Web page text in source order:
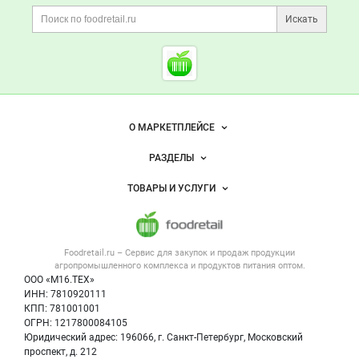
Расскажитео компании
Начните отзыв с выставления оценки
Прикрепить фото
Поиск по сайту и
Искать
Cсылки на полезные
Foodretail.ru
— продукты
Важные разделы и контакты
Foodretail.ru – Сервис для закупок и продаж продукции
агропромышленного комплекса и продуктов питания оптом.
ООО «М16.ТЕХ»
ИНН: 7810920111
КПП: 781001001
ОГРН: 1217800084105
Юридический адрес: 196066, г. Санкт-Петербург, Московский
проспект, д. 212
Навигация по сайтуО МАРКЕТПЛЕЙСЕ
Новости Foodretail.ru
Размещение рекламы
Публичная оферта
Контактная информация
Политика обработки персональных данных
РАЗДЕЛЫ
Объявления
Новости рынка
Вакансии
ТОВАРЫ И УСЛУГИ
Напитки, соки, вода
Оборудование для пищепрома
Информация о компаниях